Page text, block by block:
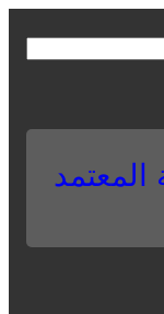
r
المعتمد